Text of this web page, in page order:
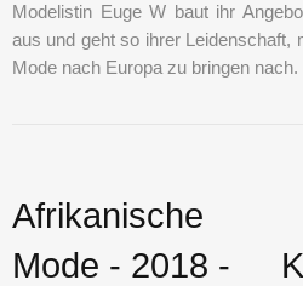
Modelistin Euge W baut ihr
aus und geht so ihrer Leidenschaft,
Mode nach Europa zu bringen nach.
Afrikanische
Mode - 2018 -